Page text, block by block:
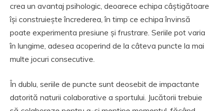
crea un avantaj psihologic, deoarece echipa câștigătoare
își construiește încrederea, în timp ce echipa învinsă
poate experimenta presiune și frustrare. Seriile pot varia
în lungime, adesea acoperind de la câteva puncte la mai
multe jocuri consecutive.
În dublu, seriile de puncte sunt deosebit de impactante
datorită naturii colaborative a sportului. Jucătorii trebuie